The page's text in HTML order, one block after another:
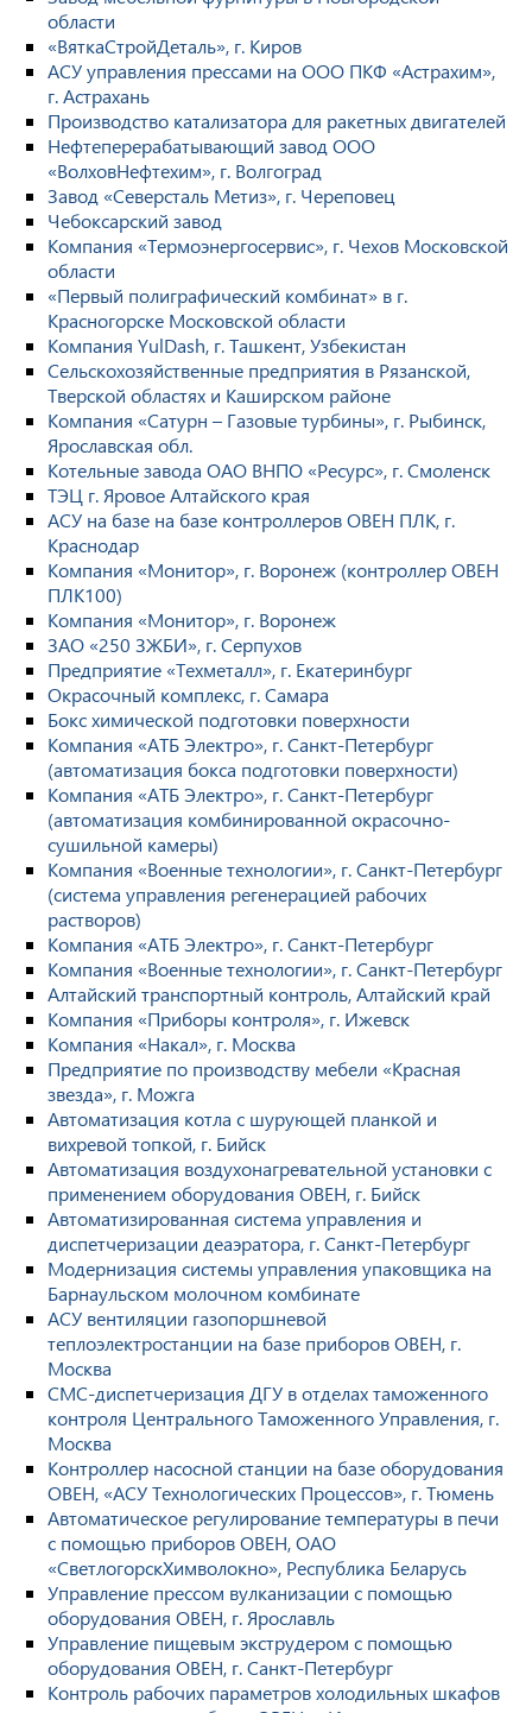
области
«ВяткаСтройДеталь», г. Киров
АСУ управления прессами на ООО ПКФ «Астрахим»,
г. Астрахань
Производство катализатора для ракетных двигателей
Нефтеперерабатывающий завод ООО
«ВолховНефтехим», г. Волгоград
Завод «Северсталь Метиз», г. Череповец
Чебоксарский завод
Компания «Термоэнергосервис», г. Чехов Московской
области
«Первый полиграфический комбинат» в г.
Красногорске Московской области
Компания YulDash, г. Ташкент, Узбекистан
Сельскохозяйственные предприятия в Рязанской,
Тверской областях и Каширском районе
Компания «Сатурн – Газовые турбины», г. Рыбинск,
Ярославская обл.
Котельные завода ОАО ВНПО «Ресурс», г. Смоленск
ТЭЦ г. Яровое Алтайского края
АСУ на базе на базе контроллеров ОВЕН ПЛК, г.
Краснодар
Компания «Монитор», г. Воронеж (контроллер ОВЕН
ПЛК100)
Компания «Монитор», г. Воронеж
ЗАО «250 ЗЖБИ», г. Серпухов
Предприятие «Техметалл», г. Екатеринбург
Окрасочный комплекс, г. Самара
Бокс химической подготовки поверхности
Компания «АТБ Электро», г. Санкт-Петербург
(автоматизация бокса подготовки поверхности)
Компания «АТБ Электро», г. Санкт-Петербург
(автоматизация комбинированной окрасочно-
сушильной камеры)
Компания «Военные технологии», г. Санкт-Петербург
(система управления регенерацией рабочих
растворов)
Компания «АТБ Электро», г. Санкт-Петербург
Компания «Военные технологии», г. Санкт-Петербург
Алтайский транспортный контроль, Алтайский край
Компания «Приборы контроля», г. Ижевск
Компания «Накал», г. Москва
Предприятие по производству мебели «Красная
звезда», г. Можга
Автоматизация котла с шурующей планкой и
вихревой топкой, г. Бийск
Автоматизация воздухонагревательной установки с
применением оборудования ОВЕН, г. Бийск
Автоматизированная система управления и
диспетчеризации деаэратора, г. Санкт-Петербург
Модернизация системы управления упаковщика на
Барнаульском молочном комбинате
АСУ вентиляции газопоршневой
теплоэлектростанции на базе приборов ОВЕН, г.
Москва
СМС-диспетчеризация ДГУ в отделах таможенного
контроля Центрального Таможенного Управления, г.
Москва
Контроллер насосной станции на базе оборудования
ОВЕН, «АСУ Технологических Процессов», г. Тюмень
Автоматическое регулирование температуры в печи
с помощью приборов ОВЕН, ОАО
«СветлогорскХимволокно», Республика Беларусь
Управление прессом вулканизации с помощью
оборудования ОВЕН, г. Ярославль
Управление пищевым экструдером с помощью
оборудования ОВЕН, г. Санкт-Петербург
Контроль рабочих параметров холодильных шкафов